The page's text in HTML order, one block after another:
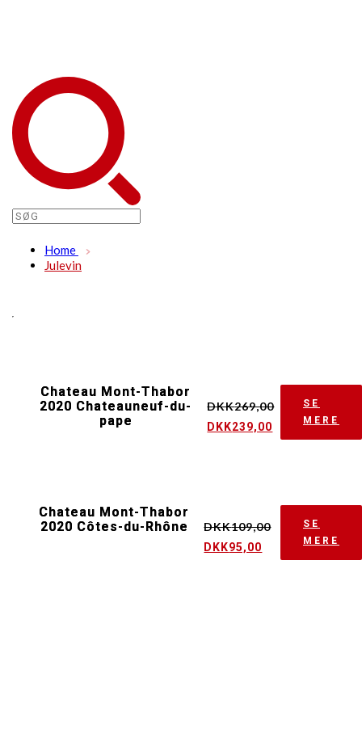
Home
Julevin
Chateau Mont-Thabor
2020 Chateauneuf-du-
pape
DKK269,00
DKK239,00
SE
MERE
Chateau Mont-Thabor
2020 Côtes-du-Rhône
DKK109,00
DKK95,00
SE
MERE